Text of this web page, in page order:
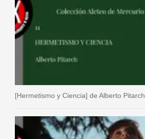
[Hermetismo y Ciencia] de Alberto Pitarch